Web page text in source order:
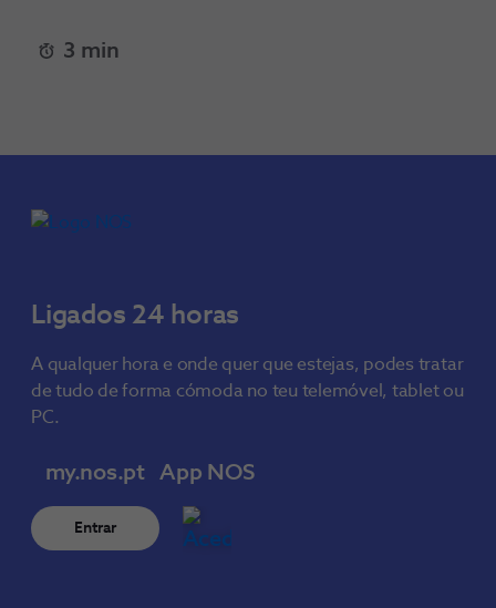
3 min
Ligados 24 horas
A qualquer hora e onde quer que estejas, podes tratar
de tudo de forma cómoda no teu telemóvel, tablet ou
PC.
my.nos.pt
Entrar
App NOS